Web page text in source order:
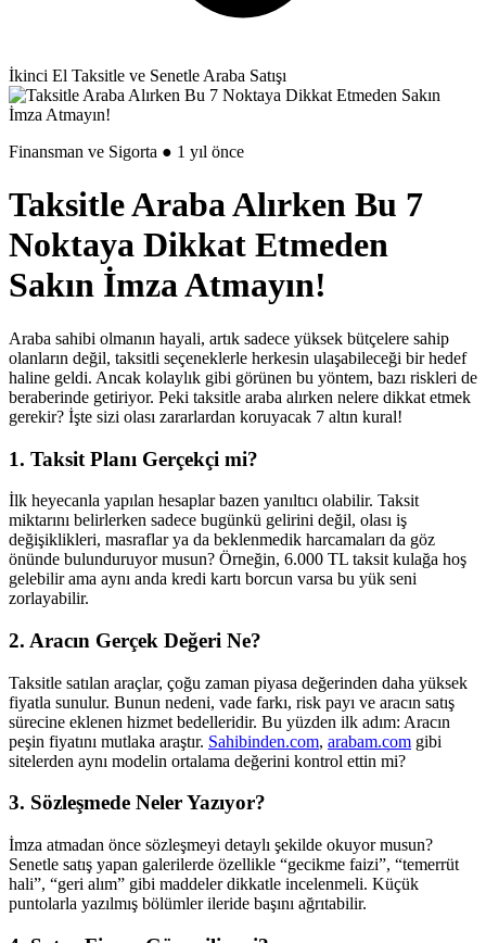
İkinci El Taksitle ve Senetle Araba Satışı
Finansman ve Sigorta ● 1 yıl önce
Taksitle Araba Alırken Bu 7
Noktaya Dikkat Etmeden
Sakın İmza Atmayın!
Araba sahibi olmanın hayali, artık sadece yüksek bütçelere sahip
olanların değil, taksitli seçeneklerle herkesin ulaşabileceği bir hedef
haline geldi. Ancak kolaylık gibi görünen bu yöntem, bazı riskleri de
beraberinde getiriyor. Peki taksitle araba alırken nelere dikkat etmek
gerekir? İşte sizi olası zararlardan koruyacak 7 altın kural!
1. Taksit Planı Gerçekçi mi?
İlk heyecanla yapılan hesaplar bazen yanıltıcı olabilir. Taksit
miktarını belirlerken sadece bugünkü gelirini değil, olası iş
değişiklikleri, masraflar ya da beklenmedik harcamaları da göz
önünde bulunduruyor musun? Örneğin, 6.000 TL taksit kulağa hoş
gelebilir ama aynı anda kredi kartı borcun varsa bu yük seni
zorlayabilir.
2. Aracın Gerçek Değeri Ne?
Taksitle satılan araçlar, çoğu zaman piyasa değerinden daha yüksek
fiyatla sunulur. Bunun nedeni, vade farkı, risk payı ve aracın satış
sürecine eklenen hizmet bedelleridir. Bu yüzden ilk adım: Aracın
peşin fiyatını mutlaka araştır. Sahibinden.com, arabam.com gibi
sitelerden aynı modelin ortalama değerini kontrol ettin mi?
3. Sözleşmede Neler Yazıyor?
İmza atmadan önce sözleşmeyi detaylı şekilde okuyor musun?
Senetle satış yapan galerilerde özellikle “gecikme faizi”, “temerrüt
hali”, “geri alım” gibi maddeler dikkatle incelenmeli. Küçük
puntolarla yazılmış bölümler ileride başını ağrıtabilir.